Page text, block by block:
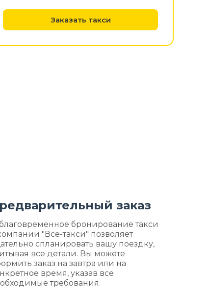
Заказать такси
заказ
бронирование такси
"Все-такси" позволяет
спланировать вашу поездку,
все детали. Вы можете
заказ на завтра или на
время, указав все
требования.